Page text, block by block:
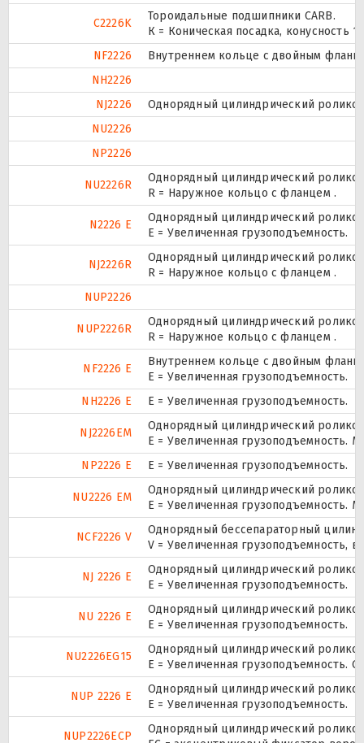
C2226K
Тороидальные подшипники CARB.
К = Коническая посадка, конусность
NF2226
Внутреннем кольце с двойным
NH2226
NJ2226
Однорядный цилиндрический
NU2226
NP2226
NU2226R
Однорядный цилиндрический
R = Наружное кольцо с фланцем .
N2226 E
Однорядный цилиндрический
Е = Увеличенная грузоподъемность.
NJ2226R
Однорядный цилиндрический
R = Наружное кольцо с фланцем .
NUP2226
NUP2226R
Однорядный цилиндрический
R = Наружное кольцо с фланцем .
NF2226 E
Внутреннем кольце с двойным
Е = Увеличенная грузоподъемность.
NH2226 E
Е = Увеличенная грузоподъемность.
NJ2226EM
Однорядный цилиндрический
E = Увеличенная грузоподъемность.
NP2226 E
Е = Увеличенная грузоподъемность.
NU2226 EM
Однорядный цилиндрический
E = Увеличенная грузоподъемность.
NCF2226 V
Однорядный бессепараторный
V = Увеличенная грузоподъемность,
NJ 2226 E
Однорядный цилиндрический
Е = Увеличенная грузоподъемность.
NU 2226 E
Однорядный цилиндрический
Е = Увеличенная грузоподъемность.
NU2226EG15
Однорядный цилиндрический
E = Увеличенная грузоподъемность.
NUP 2226 E
Однорядный цилиндрический
Е = Увеличенная грузоподъемность.
NUP2226ECP
Однорядный цилиндрический